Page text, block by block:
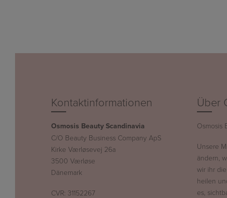
Kontaktinformationen
Osmosis Beauty Scandinavia
C/O Beauty Business Company ApS
Kirke Værløsevej 26a
3500 Værløse
Dänemark
CVR: 31152267
Über
Osmosis
Unsere
ändern,
wir ihr
heilen
es,